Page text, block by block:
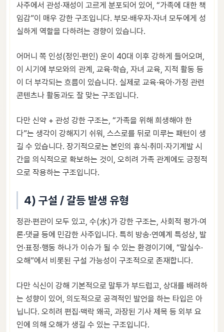
사주에서 관성·재성이 고르게 분포되어 있어, “가족에 대한 책
임감”이 매우 강한 구조입니다. 부모·배우자·자녀 모두에게 성
실하게 역할을 다하려는 경향이 있습니다.
어머니 쪽 인성(정인·편인) 운이 40대 이후 강하게 들어오며,
이 시기에 부모와의 관계, 교육·학습, 자녀 교육, 지적 활동 등
이 더 부각되는 흐름이 있습니다. 실제로 교육·육아·가정 관련
콘텐츠나 활동과도 잘 맞는 구조입니다.
다만 신약 + 관성 강한 구조는, “가족을 위해 희생해야 한
다”는 생각이 강해지기 쉬워, 스스로를 뒤로 미루는 패턴이 생
길 수 있습니다. 장기적으로는 본인의 휴식·취미·자기계발 시
간을 의식적으로 확보하는 것이, 오히려 가족 관계에도 긍정적
으로 작용하는 구조입니다.
4) 구설 / 갈등 발생 유형
정관·편관이 모두 있고, 수(水)가 강한 구조는, 사회적 평가·여
론·댓글 등에 민감한 사주입니다. 특히 방송·연예계 특성상, 발
언·표정·행동 하나가 이슈가 될 수 있는 환경이기에, “말실수·
오해”에서 비롯된 구설 가능성이 구조적으로 존재합니다.
다만 식신이 강해 기본적으로 말투가 부드럽고, 상대를 배려하
는 성향이 있어, 의도적으로 공격적인 발언을 하는 타입은 아
닙니다. 오히려 편집·맥락 왜곡, 과장된 기사 제목 등 외부 요
인에 의해 오해가 생길 수 있는 구조입니다.